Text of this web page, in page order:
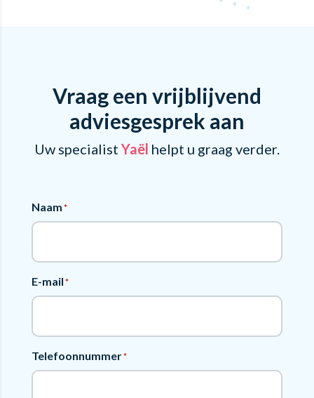
Vraag een vrijblijvend
adviesgesprek aan
Uw specialist Yaël helpt u graag verder.
Naam*
E-mail*
Telefoonnummer*